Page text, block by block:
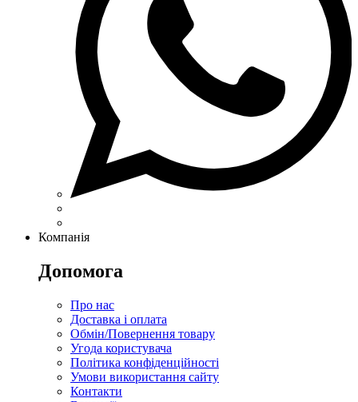
Компанія
Допомога
Про нас
Доставка і оплата
Обмін/Повернення товару
Угода користувача
Політика конфіденційності
Умови використання сайту
Контакти